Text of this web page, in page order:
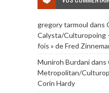
gregory tarmoul dans
Calysta/Culturopoing
fois » de Fred
Muniroh Burdanidans
Metropolitan/
Corin Hardy